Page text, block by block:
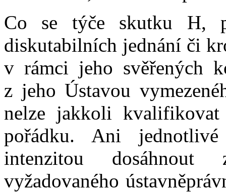
Co se týče skutku H,
diskutabilních jednání či
v rámci jeho svěřených
z jeho Ústavou
nelze jakkoli
pořádku. Ani
intenzitou dosáhnout
vyžadovaného